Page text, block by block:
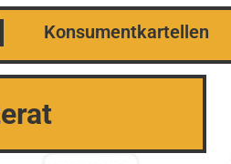
Konsumentkartellen